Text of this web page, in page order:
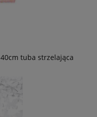
tuba strzelająca